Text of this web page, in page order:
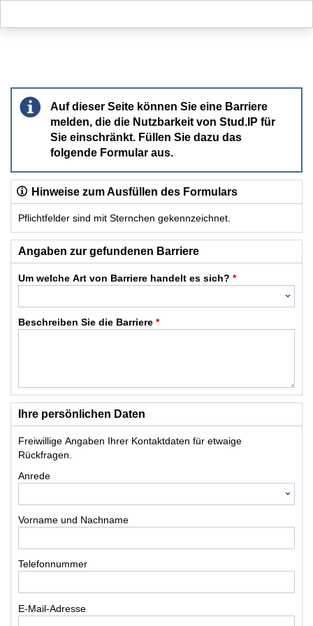
Hauptnavigation
Barriere melden
Auf dieser Seite können Sie eine Barriere
melden, die die Nutzbarkeit von Stud.IP für
Sie einschränkt. Füllen Sie dazu das
folgende Formular aus.
Hinweise zum Ausfüllen des Formulars
Pflichtfelder sind mit Sternchen gekennzeichnet.
Dieses Formular enthält Pflichtfelder.
Angaben zur gefundenen Barriere
Um welche Art von Barriere handelt es sich? *
Beschreiben Sie die Barriere *
Ihre persönlichen Daten
Freiwillige Angaben Ihrer Kontaktdaten für etwaige
Rückfragen.
Anrede
Vorname und Nachname
Telefonnummer
E-Mail-Adresse